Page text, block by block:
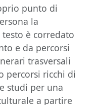
punto di
la
è corredato
e da percorsi
trasversali
percorsi ricchi di
studi per una
a partire